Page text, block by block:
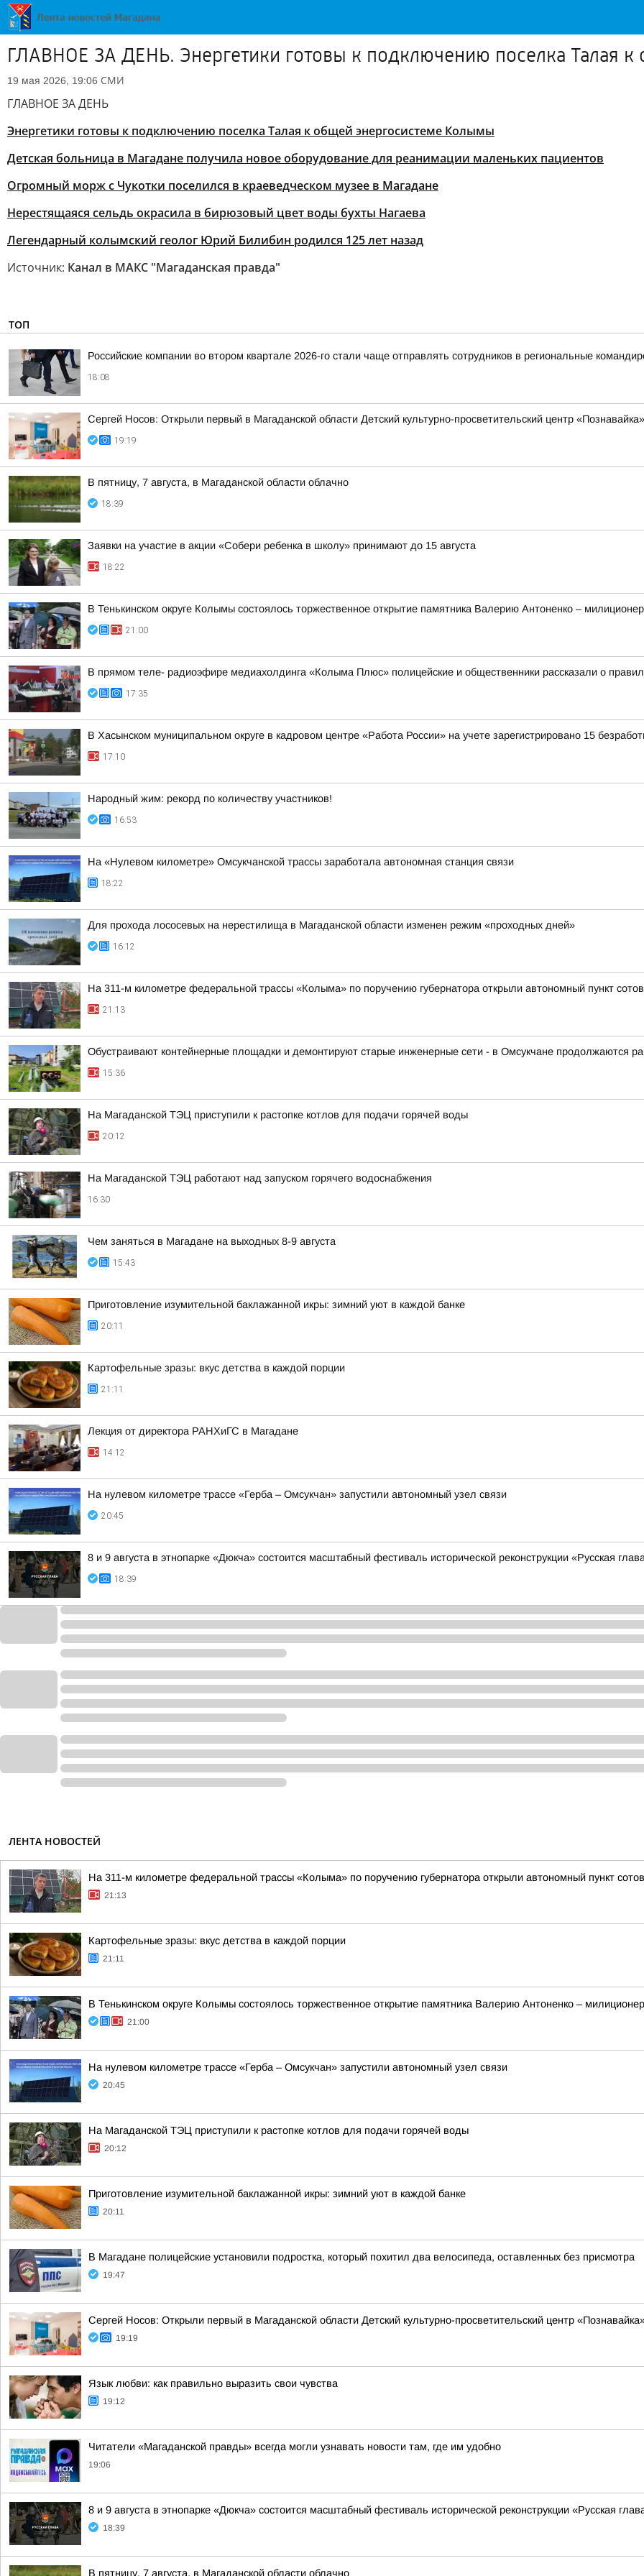
ГЛАВНОЕ ЗА ДЕНЬ. Энергетики готовы к подключению поселка Талая
19 мая 2026, 19:06 СМИ
ГЛАВНОЕ ЗА ДЕНЬ
Энергетики готовы к подключению поселка Талая к общей энергосистеме Колымы
Детская больница в Магадане получила новое оборудование для реанимации маленьких пациентов
Огромный морж с Чукотки поселился в краеведческом музее в Магадане
Нерестящаяся сельдь окрасила в бирюзовый цвет воды бухты Нагаева
Легендарный колымский геолог Юрий Билибин родился 125 лет назад
Источник: Канал в МАКС "Магаданская правда"
ТОП
Российские компании во втором квартале 2026-го стали чаще отправлять сотрудников в региональные
18:08
Сергей Носов: Открыли первый в Магаданской области Детский культурно-просветительский центр
19:19
В пятницу, 7 августа, в Магаданской области облачно
18:39
Заявки на участие в акции «Собери ребенка в школу» принимают до 15 августа
18:22
В Тенькинском округе Колымы состоялось торжественное открытие памятника Валерию Антоненко –
21:00
В прямом теле- радиоэфире медиахолдинга «Колыма Плюс» полицейские и общественники рассказали о
17:35
В Хасынском муниципальном округе в кадровом центре «Работа России» на учете зарегистрировано 15
17:10
Народный жим: рекорд по количеству участников!
16:53
На «Нулевом километре» Омсукчанской трассы заработала автономная станция связи
18:22
Для прохода лососевых на нерестилища в Магаданской области изменен режим «проходных дней»
16:12
На 311-м километре федеральной трассы «Колыма» по поручению губернатора открыли автономный пункт
21:13
Обустраивают контейнерные площадки и демонтируют старые инженерные сети - в Омсукчане продолжаются
15:36
На Магаданской ТЭЦ приступили к растопке котлов для подачи горячей воды
20:12
На Магаданской ТЭЦ работают над запуском горячего водоснабжения
16:30
Чем заняться в Магадане на выходных 8-9 августа
15:43
Приготовление изумительной баклажанной икры: зимний уют в каждой банке
20:11
Картофельные зразы: вкус детства в каждой порции
21:11
Лекция от директора РАНХиГС в Магадане
14:12
На нулевом километре трассе «Герба – Омсукчан» запустили автономный узел связи
20:45
8 и 9 августа в этнопарке «Дюкча» состоится масштабный фестиваль исторической реконструкции «Русская
18:39
ЛЕНТА НОВОСТЕЙ
На 311-м километре федеральной трассы «Колыма» по поручению губернатора открыли автономный пункт
21:13
Картофельные зразы: вкус детства в каждой порции
21:11
В Тенькинском округе Колымы состоялось торжественное открытие памятника Валерию Антоненко –
21:00
На нулевом километре трассе «Герба – Омсукчан» запустили автономный узел связи
20:45
На Магаданской ТЭЦ приступили к растопке котлов для подачи горячей воды
20:12
Приготовление изумительной баклажанной икры: зимний уют в каждой банке
20:11
В Магадане полицейские установили подростка, который похитил два велосипеда, оставленных без присмотра
19:47
Сергей Носов: Открыли первый в Магаданской области Детский культурно-просветительский центр
19:19
Язык любви: как правильно выразить свои чувства
19:12
Читатели «Магаданской правды» всегда могли узнавать новости там, где им удобно
19:06
8 и 9 августа в этнопарке «Дюкча» состоится масштабный фестиваль исторической реконструкции «Русская
18:39
В пятницу, 7 августа, в Магаданской области облачно